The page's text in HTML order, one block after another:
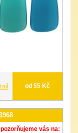
od 55 Kč
vás na: